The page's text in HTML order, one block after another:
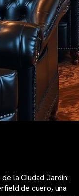
la Ciudad Jardín:
de cuero, una